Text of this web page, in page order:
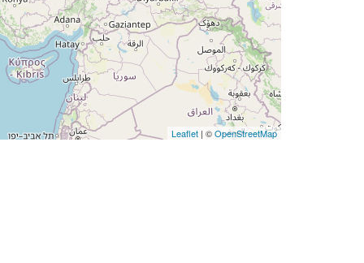
Leaflet | ©OpenStreetMap